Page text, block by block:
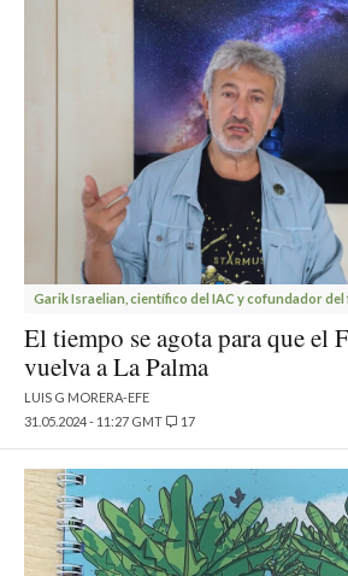
Garik Israelian, científico del IAC y cofundador del
El tiempo se agota para que el
vuelva a La Palma
LUIS G MORERA-EFE
31.05.2024 - 11:27 GMT
17